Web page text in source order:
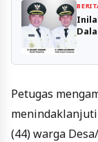
Petugas
(44) warga